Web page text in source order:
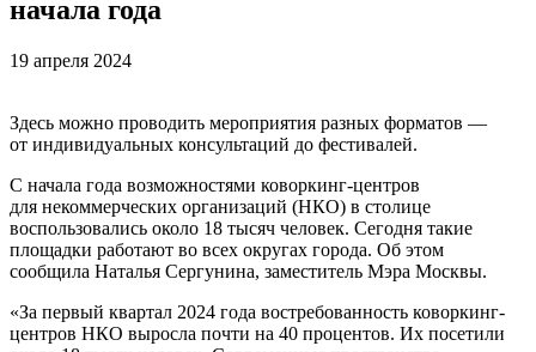
начала года
19 апреля 2024
Здесь можно проводить мероприятия разных форматов —
от индивидуальных консультаций до фестивалей.
С начала года возможностями коворкинг-центров
для некоммерческих организаций (НКО) в столице
воспользовались около 18 тысяч человек. Сегодня такие
площадки работают во всех округах города. Об этом
сообщила Наталья Сергунина, заместитель Мэра Москвы.
«За первый квартал 2024 года востребованность коворкинг-
центров НКО выросла почти на 40 процентов. Их посетили